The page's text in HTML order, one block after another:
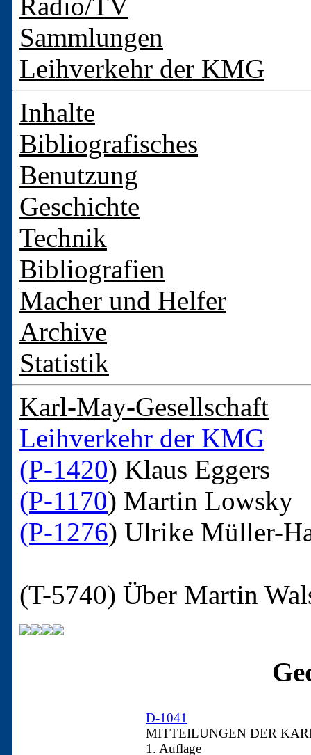
Sammlungen
Leihverkehr der KMG
Inhalte
Bibliografisches
Benutzung
Geschichte
Technik
Bibliografien
Macher und Helfer
Archive
Statistik
Karl-May-Gesellschaft
Leihverkehr der KMG
(P-1420) Klaus Eggers
(P-1170) Martin Lowsky
(P-1276) Ulrike Müller-
(T-5740) Über Martin
D-1041
MITTEILUNGEN DER
1. Auflage